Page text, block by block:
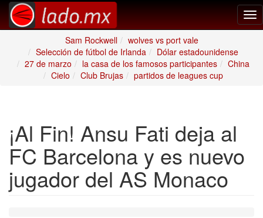
Sam Rockwell
wolves vs port vale
Selección de fútbol de Irlanda
Dólar estadounidense
27 de marzo
la casa de los famosos participantes
China
Cielo
Club Brujas partidos de leagues cup
¡Al Fin! Ansu Fati deja al
FC Barcelona y es nuevo
jugador del AS Monaco